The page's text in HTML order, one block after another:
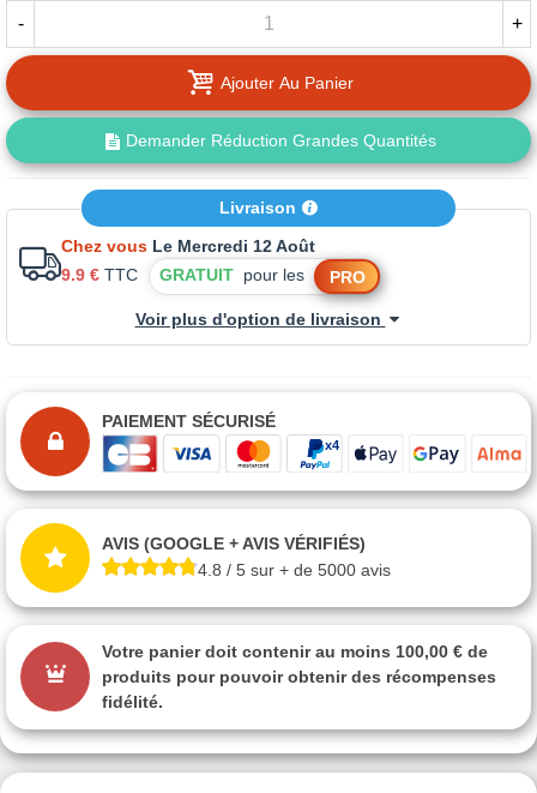
- +
Ajouter Au Panier
Demander Réduction Grandes Quantités
Livraison
Chez vous Le Mercredi 12 Août
9.9 € TTC GRATUIT pour les PRO
Voir plus d'option de livraison
PAIEMENT SÉCURISÉ
AVIS (GOOGLE + AVIS VÉRIFIÉS)
4.8 / 5 sur + de 5000 avis
Votre panier doit contenir au moins 100,00 € de
produits pour pouvoir obtenir des récompenses
fidélité.